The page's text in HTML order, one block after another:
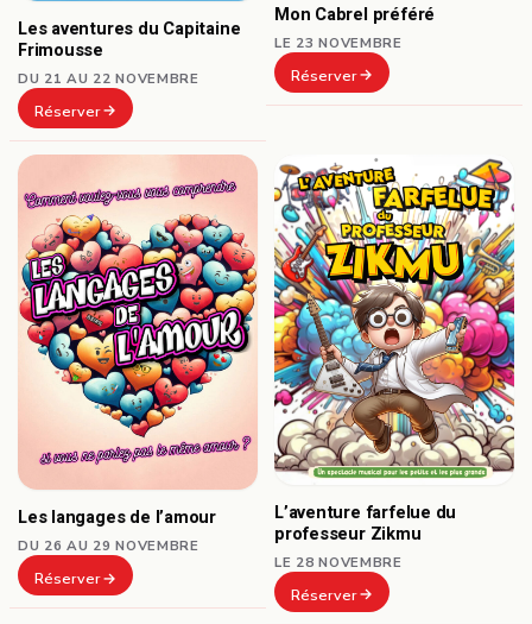
Les aventures du Capitaine
Frimousse
DU 21 AU 22 NOVEMBRE
Réserver
Mon Cabrel préféré
LE 23 NOVEMBRE
Réserver
Les langages de l’amour
DU 26 AU 29 NOVEMBRE
Réserver
L’aventure farfelue du
professeur Zikmu
LE 28 NOVEMBRE
Réserver